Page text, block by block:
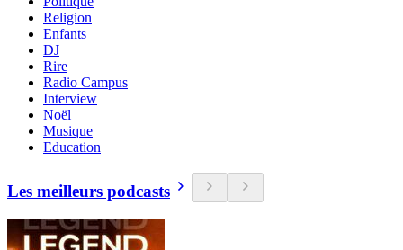
Religion
Enfants
DJ
Rire
Radio Campus
Interview
Noël
Musique
Education
Les meilleurs podcasts